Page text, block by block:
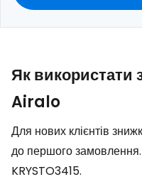
Як використати
Airalo
Для нових клієнтів
до першого
KRYSTO3415.